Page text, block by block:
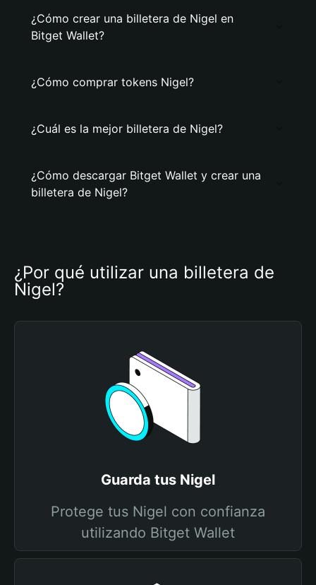
¿Cómo crear una billetera de Nigel en
Bitget Wallet?
¿Cómo comprar tokens Nigel?
¿Cuál es la mejor billetera de Nigel?
¿Cómo descargar Bitget Wallet y crear una
billetera de Nigel?
¿Por qué utilizar una billetera de
Nigel?
Guarda tus Nigel
Protege tus Nigel con confianza
utilizando Bitget Wallet